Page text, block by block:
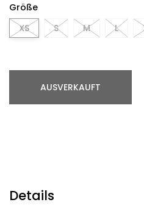
Größe
XS
S M L
AUSVERKAUFT
Details